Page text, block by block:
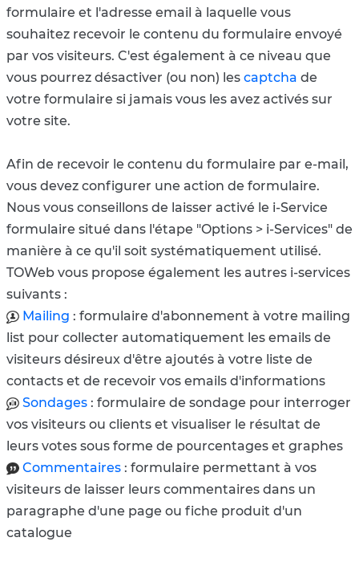
formulaire et l'adresse email à laquelle vous
souhaitez recevoir le contenu du formulaire envoyé
par vos visiteurs. C'est également à ce niveau que
vous pourrez désactiver (ou non) les captcha de
votre formulaire si jamais vous les avez activés sur
votre site.
Afin de recevoir le contenu du formulaire par e-mail,
vous devez configurer une action de formulaire.
Nous vous conseillons de laisser activé le i-Service
formulaire situé dans l'étape "Options > i-Services" de
manière à ce qu'il soit systématiquement utilisé.
TOWeb vous propose également les autres i-services
suivants :
Mailing : formulaire d'abonnement à votre mailing
list pour collecter automatiquement les emails de
visiteurs désireux d'être ajoutés à votre liste de
contacts et de recevoir vos emails d'informations
Sondages : formulaire de sondage pour interroger
vos visiteurs ou clients et visualiser le résultat de
leurs votes sous forme de pourcentages et graphes
Commentaires : formulaire permettant à vos
visiteurs de laisser leurs commentaires dans un
paragraphe d'une page ou fiche produit d'un
catalogue